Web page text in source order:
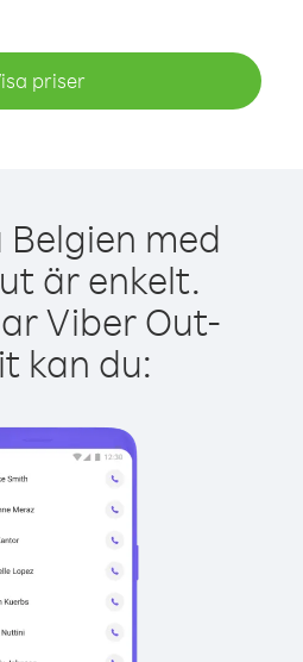
priser
med
är enkelt.
Viber Out-
kan du: